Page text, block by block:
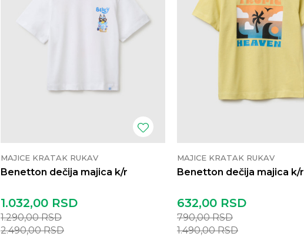
MAJICE KRATAK RUKAV
Benetton dečija majica k/r
1.032,00 RSD
1.290,00RSD
2.490,00RSD
MAJICE KRATAK RUKAV
Benetton dečija majica k/r
632,00 RSD
790,00RSD
1.490,00RSD